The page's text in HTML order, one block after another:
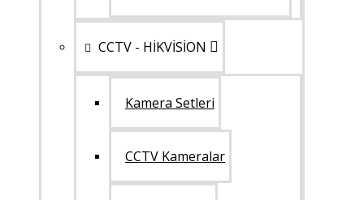
CCTV - HİKVİSİON
Kamera Setleri
CCTV Kameralar